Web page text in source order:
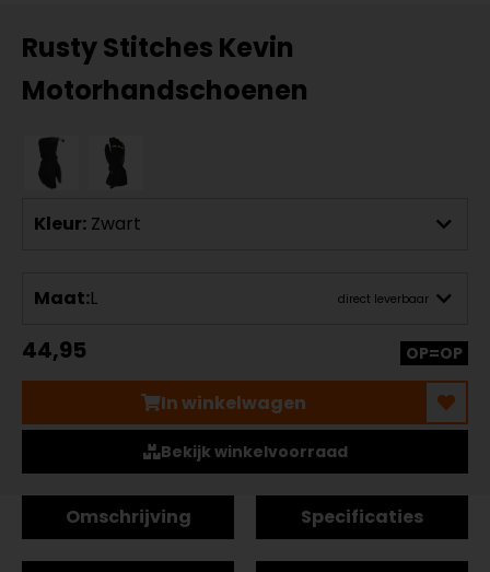
Rusty Stitches Kevin
Motorhandschoenen
Kleur: Zwart
Maat:L direct leverbaar
44,95 OP=OP
In winkelwagen
Bekijk winkelvoorraad
Omschrijving Specificaties